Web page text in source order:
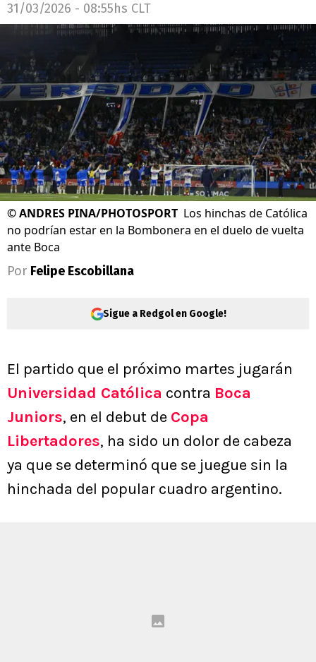
31/03/2026 - 08:55hs CLT
©ANDRES PINA/PHOTOSPORT Los hinchas de Católica
no podrían estar en la Bombonera en el duelo de vuelta
ante Boca
Por Felipe Escobillana
Sigue a Redgol en Google!
El partido que el próximo martes jugarán
Universidad Católica contra Boca
Juniors, en el debut de Copa
Libertadores, ha sido un dolor de cabeza
ya que se determinó que se juegue sin la
hinchada del popular cuadro argentino.